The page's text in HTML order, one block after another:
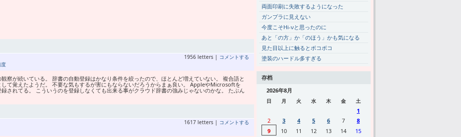
1956 letters | コメントする
察が続いている。 辞書の自動登録はかなり条件を絞ったので、ほとんど増えていない。 複合語と
て覚えたようだ。 不要な気もするが害にもならないだろうからまぁ良い。 AppleやMicrosoftを
されてる。 こういうのを登録しなくても出来る事がクラウド辞書の強みじゃないのかな。 たぶん
1617 letters | コメントする
両面印刷に失敗するようになった
ガンプラに見えない
今度こそHi-νと思ったのに
あと「の方」か「のほう」かも気になる
見た目以上に触るとボコボコ
塗装のハードル多すぎる
存档
2026年8月
日 月 火 水 木 金 土
1
2
3 4 5 6 7
8
9
10 11 12 13 14
15